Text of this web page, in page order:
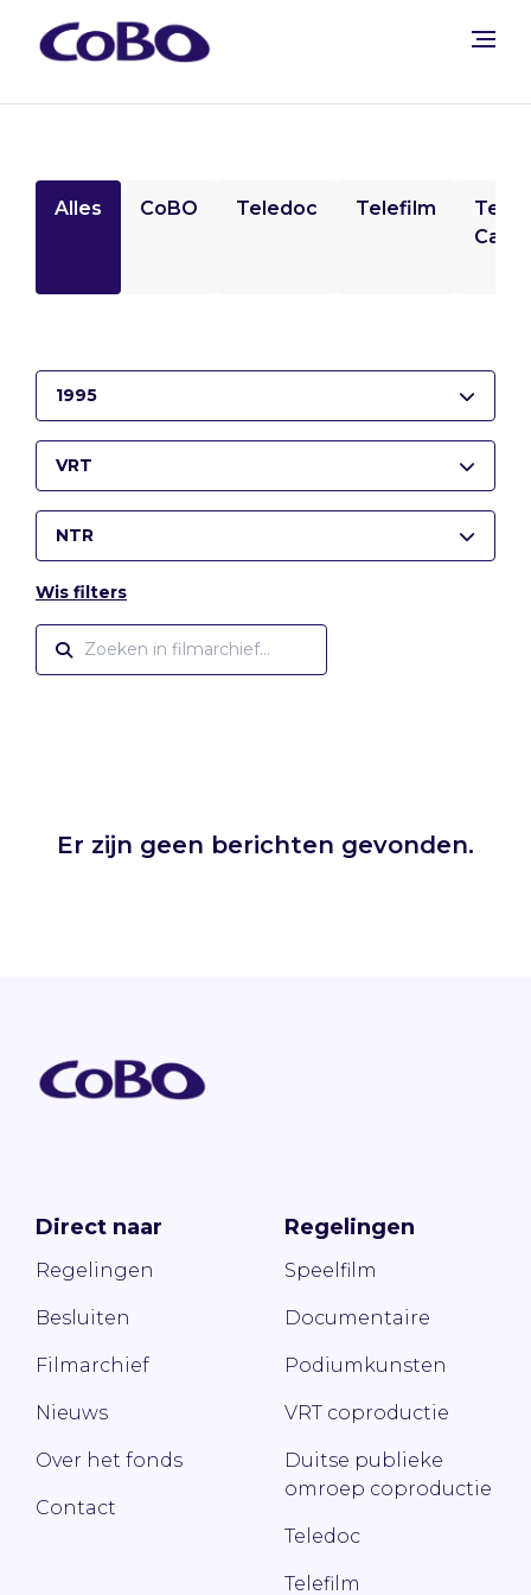
Alles CoBO Teledoc Telefilm
1995
VRT
NTR
Wis filters
Er zijn geen berichten gevonden.
Direct naar
Regelingen
Besluiten
Filmarchief
Nieuws
Over het fonds
Contact
Regelingen
Speelfilm
Documentaire
Podiumkunsten
VRT coproductie
Duitse publieke
omroep coproductie
Teledoc
Telefilm